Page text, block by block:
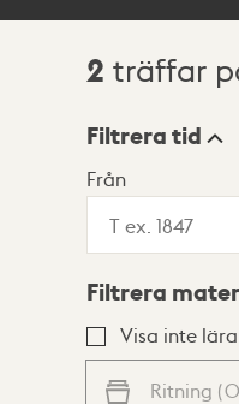
2 träffar
Visningsläge
Lista
Filtrera tid
Från
Filtrera
Visa inte
Ritning (0